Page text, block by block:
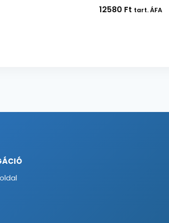
12580 Ft tart. ÁFA